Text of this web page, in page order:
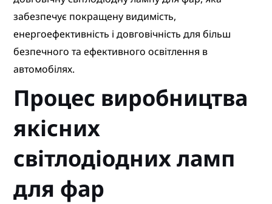
забезпечує покращену видимість,
енергоефективність і довговічність для більш
безпечного та ефективного освітлення в
автомобілях.
Процес виробництва
якісних
світлодіодних ламп
для фар